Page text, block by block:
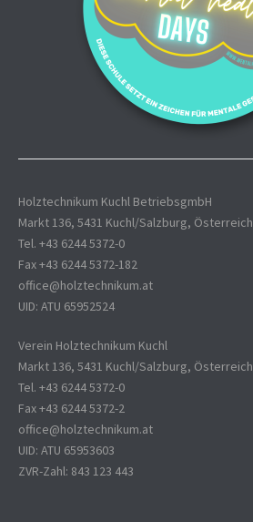
Holztechnikum Kuchl BetriebsgmbH
Markt 136, 5431 Kuchl/Salzburg, Österreich
Tel. +43 6244 5372-0
Fax +43 6244 5372-182
office@holztechnikum.at
UID: ATU 65952524
Verein Holztechnikum Kuchl
Markt 136, 5431 Kuchl/Salzburg, Österreich
Tel. +43 6244 5372-0
Fax +43 6244 5372-2
office@holztechnikum.at
UID: ATU 65953603
ZVR-Zahl: 843 123 443